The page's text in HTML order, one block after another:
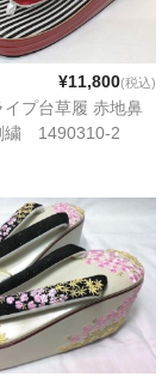
¥11,800(税込)
イプ台草履 赤地鼻
繍 1490310-2